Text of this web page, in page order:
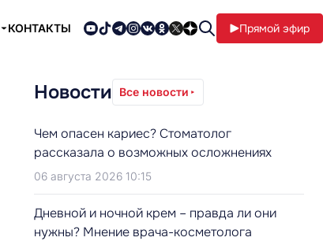
КОНТАКТЫ Прямой эфир
Новости Все новости
Чем опасен кариес? Стоматолог
рассказала о возможных осложнениях
06 августа 2026 10:15
Дневной и ночной крем – правда ли они
нужны? Мнение врача-косметолога